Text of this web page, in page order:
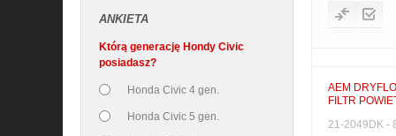
AEM
FILTR
21-2049DK -
ANKIETA
Którą generację Hondy Civic
posiadasz?
Honda Civic 4 gen.
Honda Civic 5 gen.